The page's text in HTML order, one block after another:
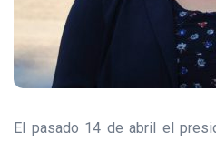
El pasado 14 de abril el